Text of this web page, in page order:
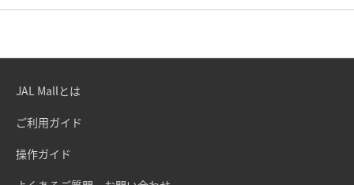
JAL Mallとは
ご利用ガイド
操作ガイド